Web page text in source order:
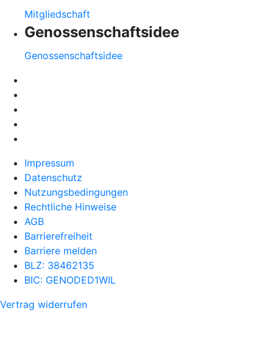
Mitgliedschaft
Genossenschaftsidee
Genossenschaftsidee
Impressum
Datenschutz
Nutzungsbedingungen
Rechtliche Hinweise
AGB
Barrierefreiheit
Barriere melden
BLZ: 38462135
BIC: GENODED1WIL
Vertrag widerrufen